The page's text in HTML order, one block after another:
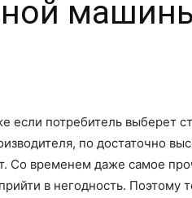
если потребитель выберет
по достаточно
Со временем даже самое
в негодность. Поэтому